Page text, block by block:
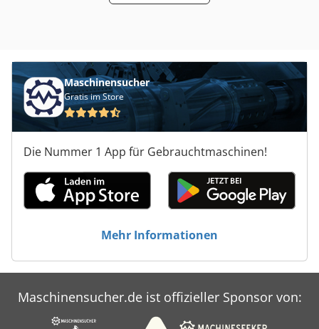
Maschinensucher
Gratis im Store
Die Nummer 1 App für Gebrauchtmaschinen!
Mehr Informationen
Maschinensucher.de ist offizieller Sponsor von: